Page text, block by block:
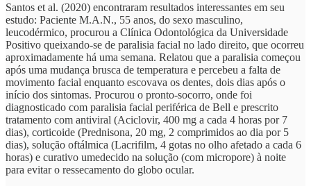
Santos et al. (2020) encontraram resultados interessantes em seu
estudo: Paciente M.A.N., 55 anos, do sexo masculino,
leucodérmico, procurou a Clínica Odontológica da Universidade
Positivo queixando-se de paralisia facial no lado direito, que ocorreu
aproximadamente há uma semana. Relatou que a paralisia começou
após uma mudança brusca de temperatura e percebeu a falta de
movimento facial enquanto escovava os dentes, dois dias após o
início dos sintomas. Procurou o pronto-socorro, onde foi
diagnosticado com paralisia facial periférica de Bell e prescrito
tratamento com antiviral (Aciclovir, 400 mg a cada 4 horas por 7
dias), corticoide (Prednisona, 20 mg, 2 comprimidos ao dia por 5
dias), solução oftálmica (Lacrifilm, 4 gotas no olho afetado a cada 6
horas) e curativo umedecido na solução (com micropore) à noite
para evitar o ressecamento do globo ocular.